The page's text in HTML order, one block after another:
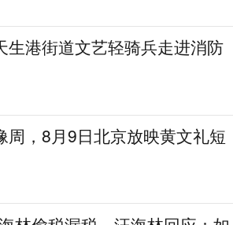
生港街道文艺轻骑兵走进消防
，8月9日北京放映黄文礼短